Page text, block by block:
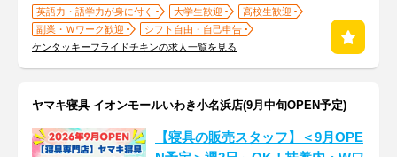
英語力・語学力が身に付く 大学生歓迎
高校生歓迎
副業・Ｗワーク歓迎
シフト自由・自己申告
ケンタッキーフライドチキンの求人一覧を見る
ヤマキ寝具 イオンモールいわき小名浜店(9月中旬OPEN予定)
【寝具の販売スタッフ】＜9月OPE